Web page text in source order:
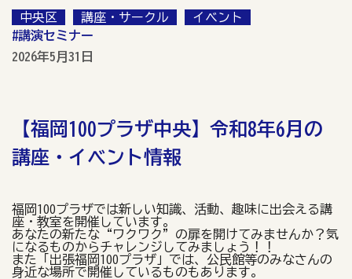
中央区 講座・サークル
イベント
#講演セミナー
2026年5月31日
【福岡100プラザ中央】令和8年6月の
講座・イベント情報
福岡100プラザでは新しい知識、活動、趣味に出会える講
座・教室を開催しています。
あなたの新たな“ワクワク”の扉を開けてみませんか？気
になるものからチャレンジしてみましょう！！
また「出張福岡100プラザ」では、公民館等のみなさんの
身近な場所で開催しているものもあります。